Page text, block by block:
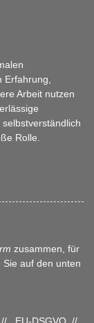
Arbeit nutzen
Rolle.
zusammen, für
auf den unten